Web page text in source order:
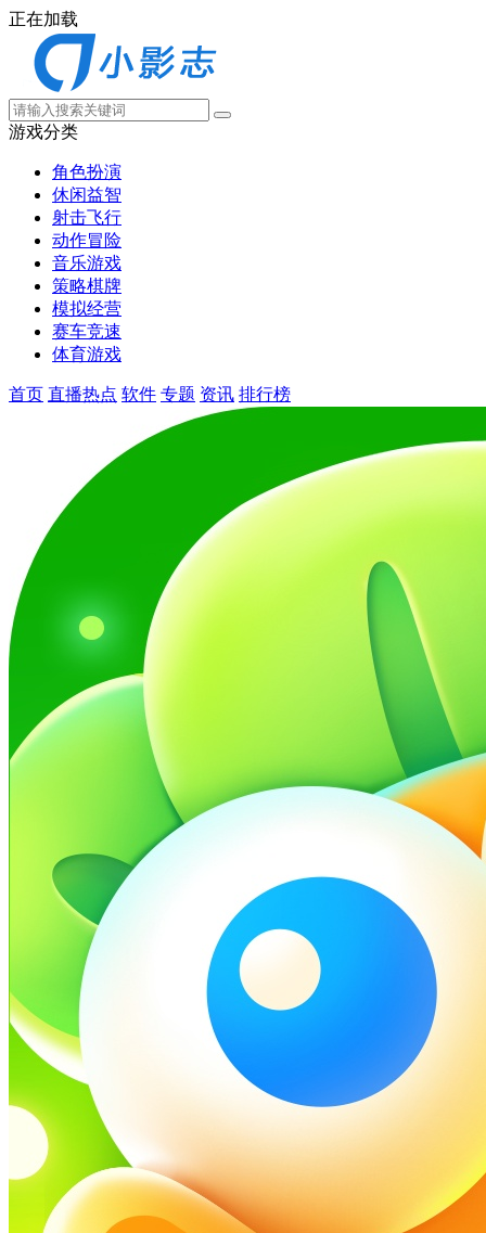
正在加载
游戏分类
角色扮演
休闲益智
射击飞行
动作冒险
音乐游戏
策略棋牌
模拟经营
赛车竞速
体育游戏
首页 直播热点 软件 专题 资讯 排行榜